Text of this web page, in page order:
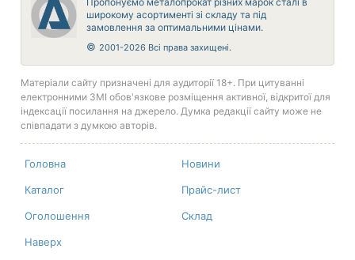
широкому асортименті зі складу та під
замовлення за оптимальними цінами.
© 2001-2026 Всі права захищені.
Матеріали сайту призначені для аудиторії 18+. При цитуванні
електронними ЗМІ обов'язкове розміщення активної, відкритої для
індексації посилання на джерело. Думка редакції сайту може не
співпадати з думкою авторів.
Головна Новини
Каталог Прайс-лист
Оголошення Склад
Наверх